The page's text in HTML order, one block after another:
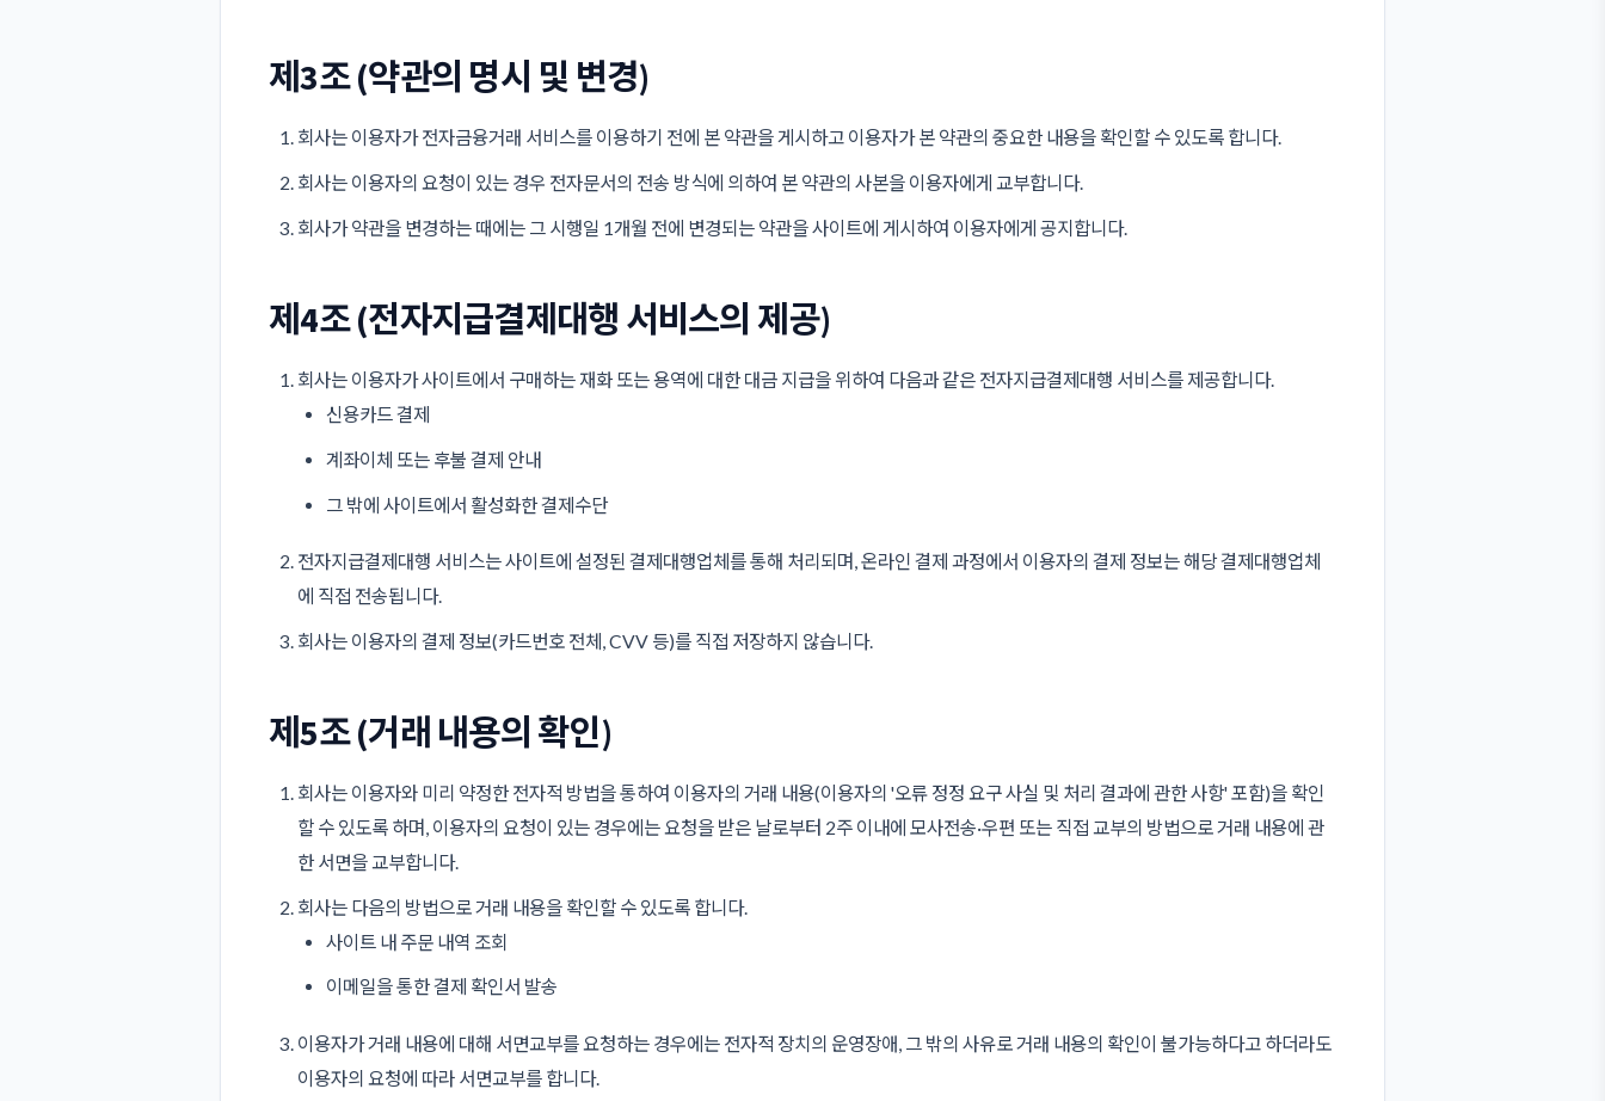
제3조 (약관의 명시 및 변경)
회사는 이용자가 전자금융거래 서비스를 이용하기 전에 본 약관을 게시하고 이용자가 본 약관의 중요한 내용을 확인할 수 있도록 합니다.
회사는 이용자의 요청이 있는 경우 전자문서의 전송 방식에 의하여 본 약관의 사본을 이용자에게 교부합니다.
회사가 약관을 변경하는 때에는 그 시행일 1개월 전에 변경되는 약관을 사이트에 게시하여 이용자에게 공지합니다.
제4조 (전자지급결제대행 서비스의 제공)
회사는 이용자가 사이트에서 구매하는 재화 또는 용역에 대한 대금 지급을 위하여 다음과 같은 전자지급결제대행 서비스를 제공합니다.
신용카드 결제
계좌이체 또는 후불 결제 안내
그 밖에 사이트에서 활성화한 결제수단
전자지급결제대행 서비스는 사이트에 설정된 결제대행업체를 통해 처리되며, 온라인 결제 과정에서 이용자의 결제 정보는 해당 결제대행업체
에 직접 전송됩니다.
회사는 이용자의 결제 정보(카드번호 전체, CVV 등)를 직접 저장하지 않습니다.
제5조 (거래 내용의 확인)
회사는 이용자와 미리 약정한 전자적 방법을 통하여 이용자의 거래 내용(이용자의 '오류 정정 요구 사실 및 처리 결과에 관한 사항' 포함)을 확인
할 수 있도록 하며, 이용자의 요청이 있는 경우에는 요청을 받은 날로부터 2주 이내에 모사전송·우편 또는 직접 교부의 방법으로 거래 내용에 관
한 서면을 교부합니다.
회사는 다음의 방법으로 거래 내용을 확인할 수 있도록 합니다.
사이트 내 주문 내역 조회
이메일을 통한 결제 확인서 발송
이용자가 거래 내용에 대해 서면교부를 요청하는 경우에는 전자적 장치의 운영장애, 그 밖의 사유로 거래 내용의 확인이 불가능하다고 하더라도
이용자의 요청에 따라 서면교부를 합니다.